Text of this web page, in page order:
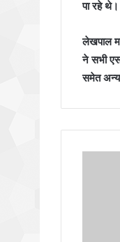
पा रहे
लेखपाल
ने सभी
समेत अन्य